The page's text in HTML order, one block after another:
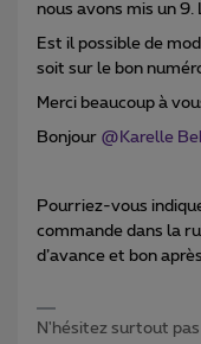
nous avons mis un
Est il possible de
soit sur le bon
Merci beaucoup à
Bonjour @Karelle
Pourriez-vous
commande dans la
d’avance et bon
N'hésitez surtout